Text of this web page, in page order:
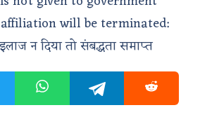
will be terminated:
न दिया तो संबद्धता समाप्त